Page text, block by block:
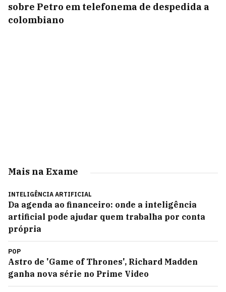
sobre Petro em telefonema de despedida a
colombiano
Mais na Exame
INTELIGÊNCIA ARTIFICIAL
Da agenda ao financeiro: onde a inteligência
artificial pode ajudar quem trabalha por conta
própria
POP
Astro de 'Game of Thrones', Richard Madden
ganha nova série no Prime Video